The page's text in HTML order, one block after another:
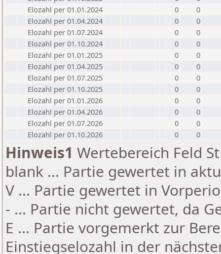
Elozahl per 01.01.2024
0
0
Elozahl per 01.04.2024
0
0
Elozahl per 01.07.2024
0
0
Elozahl per 01.10.2024
0
0
Elozahl per 01.01.2025
0
0
Elozahl per 01.04.2025
0
0
Elozahl per 01.07.2025
0
0
Elozahl per 01.10.2025
0
0
Elozahl per 01.01.2026
0
0
Elozahl per 01.04.2026
0
0
Elozahl per 01.07.2026
0
0
Elozahl per 01.10.2026
0 0
Hinweis1 Wertebereich Feld
blank ... Partie gewertet in
V ... Partie gewertet in
- ... Partie nicht gewertet, da
E ... Partie vorgemerkt zur
Einstiegselozahl in der